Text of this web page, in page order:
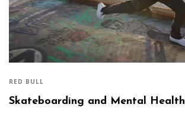
RED BULL
Skateboarding and Mental Health